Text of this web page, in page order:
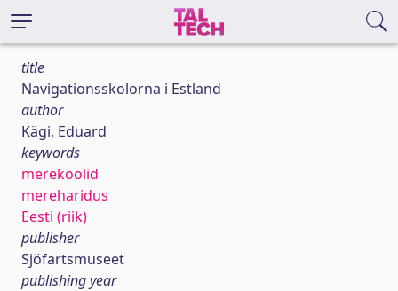
title
Navigationsskolorna i Estland
author
Kägi, Eduard
keywords
merekoolid
mereharidus
Eesti (riik)
publisher
Sjöfartsmuseet
publishing year